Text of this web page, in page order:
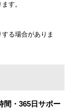
す。
る場合がありま
間・365日サポー